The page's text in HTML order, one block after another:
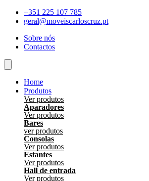
Skip
+351 225 107 785
geral@moveiscarloscruz.pt
Sobre nós
Contactos
Home
Produtos
Ver produtos
Aparadores
Ver produtos
Bares
ver produtos
Consolas
Ver produtos
Estantes
Ver produtos
Hall de entrada
Ver produtos